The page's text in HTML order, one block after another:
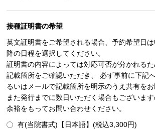
接種証明書の希望
英文証明書をご希望される場合、予約希望日
降の日程を選択してください。
証明書の内容によっては対応可否が分かれる
記載箇所をご確認いただき、 必ず事前に下記
るいはメールで記載箇所を明示のうえ共有をお
また発行までに数日いただく場合もございま
余裕をもってお問い合わせください。
有(当院書式)【日本語】(税込3,300円)